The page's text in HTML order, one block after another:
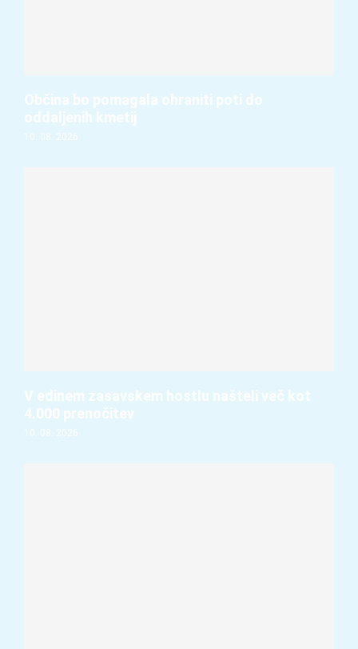
Občina bo pomagala ohraniti poti do
oddaljenih kmetij
10. 08. 2026
V edinem zasavskem hostlu našteli več kot
4.000 prenočitev
10. 08. 2026